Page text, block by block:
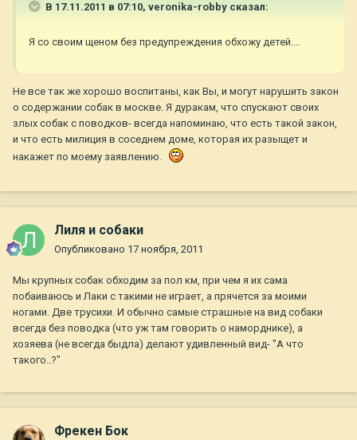
В 17.11.2011 в 07:10, veronika-robby сказал:
Я со своим щеном без предупреждения обхожу детей....
Не все так же хорошо воспитаны, как Вы, и могут нарушить закон
о содержании собак в москве. Я дуракам, что спускают своих
злых собак с поводков- всегда напоминаю, что есть такой закон,
и что есть милиция в соседнем доме, которая их разыщет и
накажет по моему заявлению.
Лиля и собаки
Опубликовано 17 ноября, 2011
Мы крупных собак обходим за пол км, при чем я их сама
побаиваюсь и Лаки с такими не играет, а прячется за моими
ногами. Две трусихи. И обычно самые страшные на вид собаки
всегда без поводка (что уж там говорить о наморднике), а
хозяева (не всегда быдла) делают удивленный вид- "А что
такого..?"
Фрекен Бок